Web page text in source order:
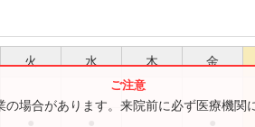
火 水 木 金
場合があります。来院前に必ず医療機関